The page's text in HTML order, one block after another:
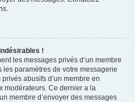
!
les messages privés d’un membre
paramètres de votre messagerie
abusifs d’un membre en
modérateurs. Ce dernier a la
membre d’envoyer des messages